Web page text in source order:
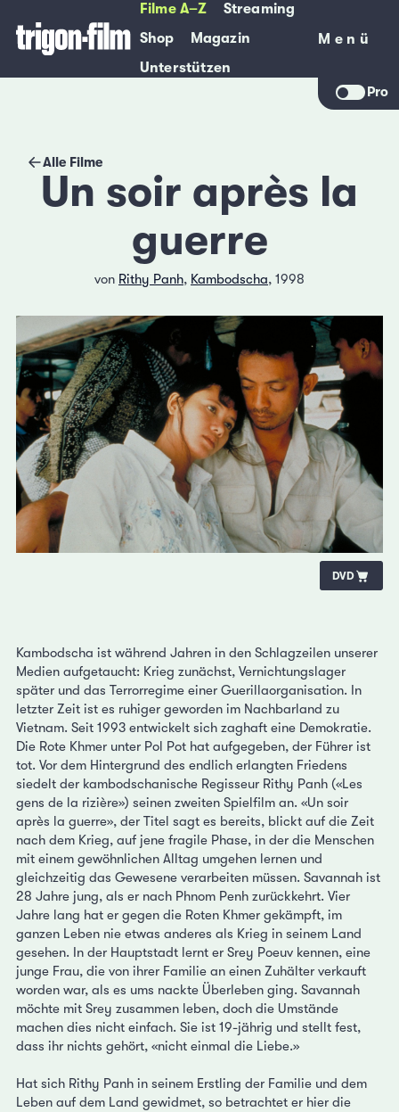
Filme A–Z
Streaming
Shop
Magazin
Unterstützen
Menü
Menü
Pro
Alle Filme
Un soir après la
guerre
von Rithy Panh, Kambodscha, 1998
DVD
Kambodscha ist während Jahren in den Schlagzeilen unserer
Medien aufgetaucht: Krieg zunächst, Vernichtungslager
später und das Terrorregime einer Guerillaorganisation. In
letzter Zeit ist es ruhiger geworden im Nachbarland zu
Vietnam. Seit 1993 entwickelt sich zaghaft eine Demokratie.
Die Rote Khmer unter Pol Pot hat aufgegeben, der Führer ist
tot. Vor dem Hintergrund des endlich erlangten Friedens
siedelt der kambodschanische Regisseur Rithy Panh («Les
gens de la rizière») seinen zweiten Spielfilm an. «Un soir
après la guerre», der Titel sagt es bereits, blickt auf die Zeit
nach dem Krieg, auf jene fragile Phase, in der die Menschen
mit einem gewöhnlichen Alltag umgehen lernen und
gleichzeitig das Gewesene verarbeiten müssen. Savannah ist
28 Jahre jung, als er nach Phnom Penh zurückkehrt. Vier
Jahre lang hat er gegen die Roten Khmer gekämpft, im
ganzen Leben nie etwas anderes als Krieg in seinem Land
gesehen. In der Hauptstadt lernt er Srey Poeuv kennen, eine
junge Frau, die von ihrer Familie an einen Zuhälter verkauft
worden war, als es ums nackte Überleben ging. Savannah
möchte mit Srey zusammen leben, doch die Umstände
machen dies nicht einfach. Sie ist 19-jährig und stellt fest,
dass ihr nichts gehört, «nicht einmal die Liebe.»
Hat sich Rithy Panh in seinem Erstling der Familie und dem
Leben auf dem Land gewidmet, so betrachtet er hier die